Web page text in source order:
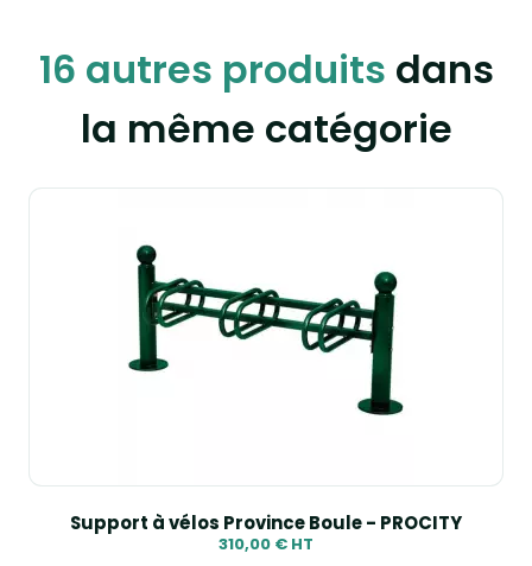
16 autres produits dans
la même catégorie
Support à vélos Province Boule - PROCITY
310,00 € HT